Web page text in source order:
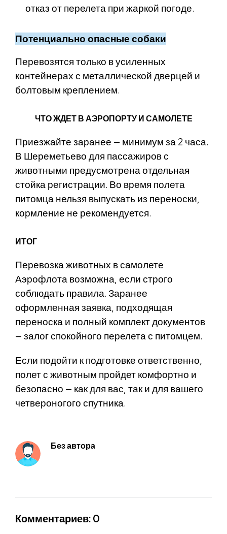
отказ от перелета при жаркой погоде.
Потенциально опасные собаки
Перевозятся только в усиленных
контейнерах с металлической дверцей и
болтовым креплением.
ЧТО ЖДЕТ В АЭРОПОРТУ И САМОЛЕТЕ
Приезжайте заранее — минимум за 2 часа.
В Шереметьево для пассажиров с
животными предусмотрена отдельная
стойка регистрации. Во время полета
питомца нельзя выпускать из переноски,
кормление не рекомендуется.
ИТОГ
Перевозка животных в самолете
Аэрофлота возможна, если строго
соблюдать правила. Заранее
оформленная заявка, подходящая
переноска и полный комплект документов
— залог спокойного перелета с питомцем.
Если подойти к подготовке ответственно,
полет с животным пройдет комфортно и
безопасно — как для вас, так и для вашего
четвероногого спутника.
Без автора
Комментариев: 0